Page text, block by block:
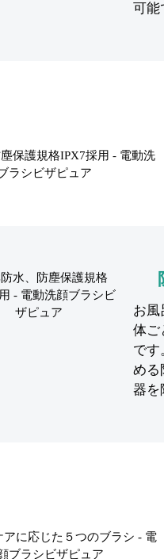
可能
お風
体ご
です
める
器を